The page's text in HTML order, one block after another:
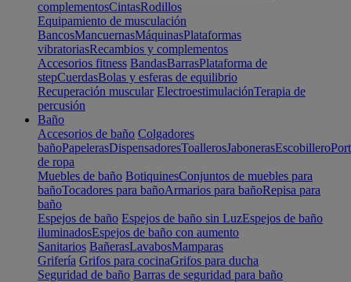
complementosCintasRodillos
Equipamiento de musculación
BancosMancuernasMáquinasPlataformas
vibratoriasRecambios y complementos
Accesorios fitness BandasBarrasPlataforma de
stepCuerdasBolas y esferas de equilibrio
Recuperación muscular ElectroestimulaciónTerapia de
percusión
Baño
Accesorios de baño Colgadores
bañoPapelerasDispensadoresToallerosJabonerasEscobillero
de ropa
Muebles de baño BotiquinesConjuntos de muebles para
bañoTocadores para bañoArmarios para bañoRepisa para
baño
Espejos de baño Espejos de baño sin LuzEspejos de baño
iluminadosEspejos de baño con aumento
Sanitarios BañerasLavabosMamparas
Grifería Grifos para cocinaGrifos para ducha
Seguridad de baño Barras de seguridad para baño